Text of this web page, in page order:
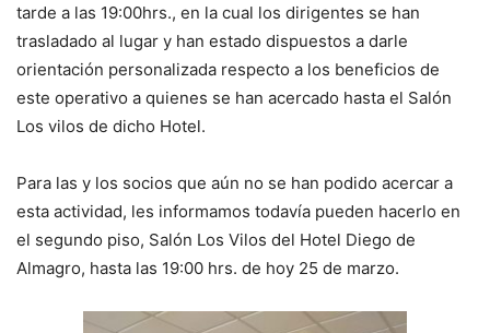
tarde a las 19:00hrs., en la cual los dirigentes se han
trasladado al lugar y han estado dispuestos a darle
orientación personalizada respecto a los beneficios de
este operativo a quienes se han acercado hasta el Salón
Los vilos de dicho Hotel.
Para las y los socios que aún no se han podido acercar a
esta actividad, les informamos todavía pueden hacerlo en
el segundo piso, Salón Los Vilos del Hotel Diego de
Almagro, hasta las 19:00 hrs. de hoy 25 de marzo.